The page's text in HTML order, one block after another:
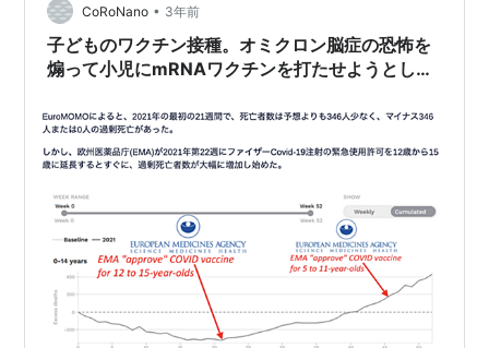
を覚ました。 「見ると、由衣は口から血の混じった赤い
色の泡を噴き出していたん…
CoRoNano • 3年前
子どものワクチン接種。オミクロン脳症の恐怖を
煽って小児にmRNAワクチンを打たせようとして